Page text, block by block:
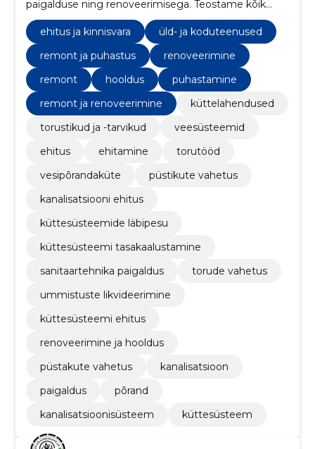
paigalduse ning renoveerimisega. Teostame kõik
torutööd, vee ja kanalisatsioonitööd
ehitus ja kinnisvara
üld- ja koduteenused
remont ja puhastus
renoveerimine
remont
hooldus
puhastamine
remont ja renoveerimine
küttelahendused
torustikud ja -tarvikud
veesüsteemid
ehitus
ehitamine
torutööd
vesipõrandaküte
püstikute vahetus
kanalisatsiooni ehitus
küttesüsteemide läbipesu
küttesüsteemi tasakaalustamine
sanitaartehnika paigaldus
torude vahetus
ummistuste likvideerimine
küttesüsteemi ehitus
renoveerimine ja hooldus
püstakute vahetus
kanalisatsioon
paigaldus
põrand
kanalisatsioonisüsteem
küttesüsteem